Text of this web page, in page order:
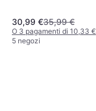
30,99 €35,99 €
O 3 pagamenti di 10,33 €
5 negozi